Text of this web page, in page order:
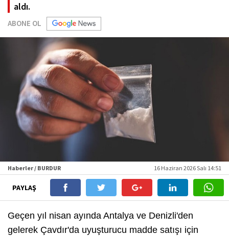
aldı.
ABONE OL
Haberler / BURDUR 16 Haziran 2026 Salı 14:51
PAYLAŞ
Geçen yıl nisan ayında Antalya ve Denizli'den
gelerek Çavdır'da uyuşturucu madde satışı için